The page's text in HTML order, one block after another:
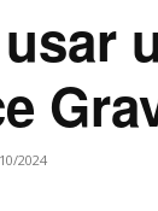
2024